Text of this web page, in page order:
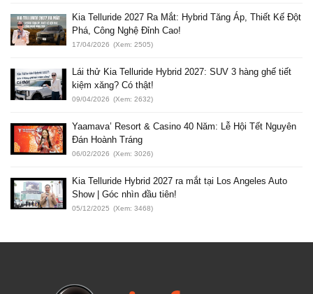
Kia Telluride 2027 Ra Mắt: Hybrid Tăng Áp, Thiết Kế Đột
Phá, Công Nghệ Đỉnh Cao!
17/04/2026 (Xem: 2505)
Lái thử Kia Telluride Hybrid 2027: SUV 3 hàng ghế tiết
kiệm xăng? Có thật!
09/04/2026 (Xem: 2632)
Yaamava’ Resort & Casino 40 Năm: Lễ Hội Tết Nguyên
Đán Hoành Tráng
06/02/2026 (Xem: 3026)
Kia Telluride Hybrid 2027 ra mắt tại Los Angeles Auto
Show | Góc nhìn đầu tiên!
05/12/2025 (Xem: 3468)